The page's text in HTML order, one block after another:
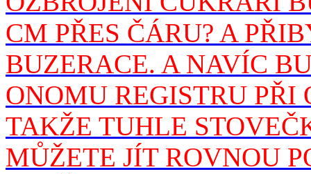
CM PŘES ČÁRU? A
BUZERACE. A NAVÍC
ONOMU REGISTRU PŘI
TAKŽE TUHLE
MŮŽETE JÍT ROVNOU